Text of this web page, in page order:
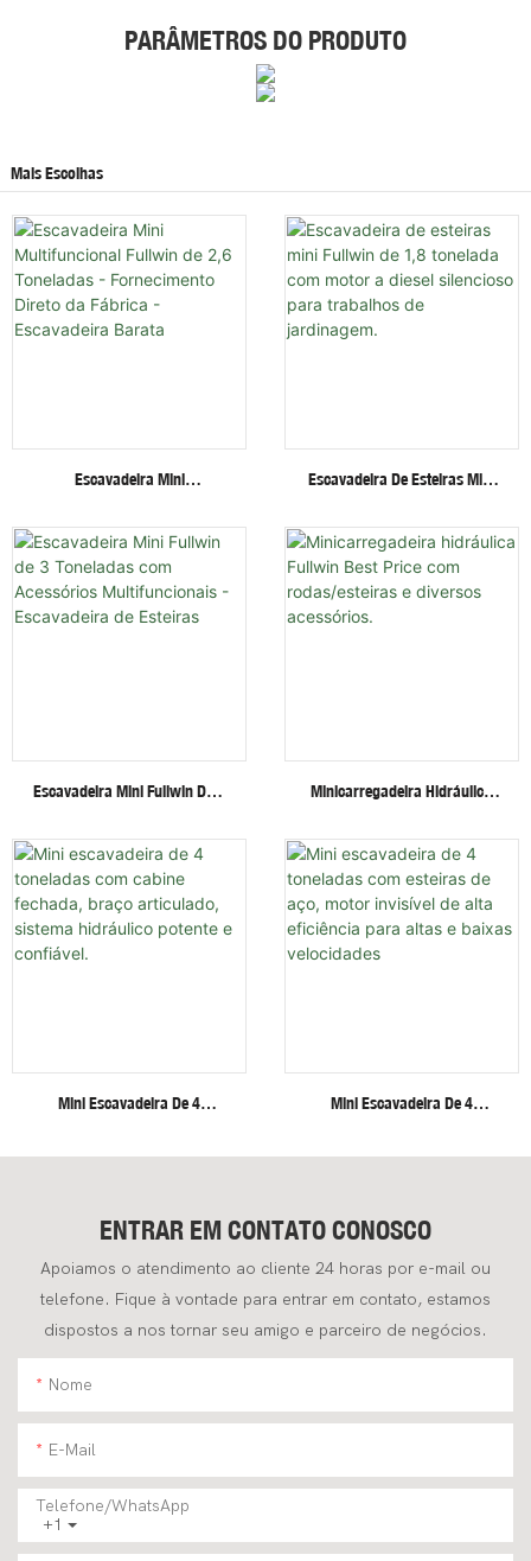
PARÂMETROS DO PRODUTO
Mais Escolhas
Escavadeira Mini
Toneladas - Fornecimento
Direto Da Fábrica -
Escavadeira Barata
Escavadeira De Esteiras Mini
Motor A Diesel Silencioso Para
Trabalhos De Jardinagem.
Escavadeira Mini Fullwin De 3
Multifuncionais - Escavadeira
De Esteiras
Minicarregadeira Hidráulica
Rodas/esteiras E Diversos
Acessórios.
Mini Escavadeira De 4
Fechada, Braço Articulado,
Mini Escavadeira De 4
Aço, Motor Invisível De Alta
ENTRAR EM CONTATO CONOSCO
Apoiamos o atendimento ao cliente 24 horas por e-mail ou
telefone. Fique à vontade para entrar em contato, estamos
dispostos a nos tornar seu amigo e parceiro de negócios.
Nome
E-Mail
+1
Telefone/WhatsApp